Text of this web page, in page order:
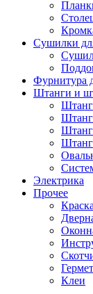
Сушилки
Фурнитура
Штанги и
Электрика
Прочее
Клеи